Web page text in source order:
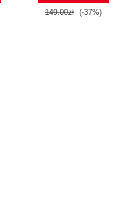
149.00zł (-37%)